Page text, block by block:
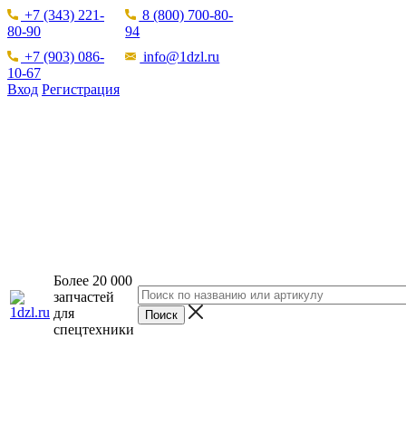
+7 (343) 221-
80-90
8 (800) 700-80-
94
+7 (903) 086-
10-67
info@1dzl.ru
Вход Регистрация
Более 20 000
запчастей
для
спецтехники